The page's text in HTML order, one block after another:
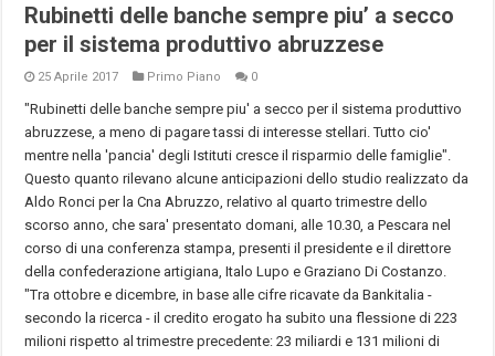
Rubinetti delle banche sempre piu’ a secco
per il sistema produttivo abruzzese
25 Aprile 2017 Primo Piano 0
"Rubinetti delle banche sempre piu' a secco per il sistema produttivo
abruzzese, a meno di pagare tassi di interesse stellari. Tutto cio'
mentre nella 'pancia' degli Istituti cresce il risparmio delle famiglie".
Questo quanto rilevano alcune anticipazioni dello studio realizzato da
Aldo Ronci per la Cna Abruzzo, relativo al quarto trimestre dello
scorso anno, che sara' presentato domani, alle 10.30, a Pescara nel
corso di una conferenza stampa, presenti il presidente e il direttore
della confederazione artigiana, Italo Lupo e Graziano Di Costanzo.
"Tra ottobre e dicembre, in base alle cifre ricavate da Bankitalia -
secondo la ricerca - il credito erogato ha subito una flessione di 223
milioni rispetto al trimestre precedente: 23 miliardi e 131 milioni di